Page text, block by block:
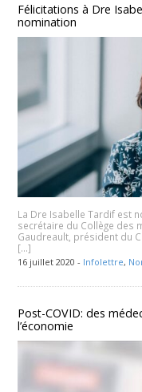
Félicitations à Dre
nomination
La Dre Isabelle Tardif est
secrétaire du Collège des
Gaudreault, président du
[…]
16 juillet 2020 - Infolettre,
Post-COVID: des
l’économie